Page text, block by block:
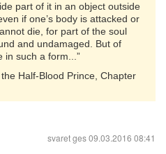
part of it in an object outside
if one’s body is attacked or
die, for part of the soul
and undamaged. But of
in such a form...”
Half-Blood Prince, Chapter
svaret ges09.03.2016 08:41